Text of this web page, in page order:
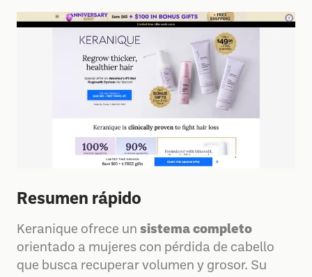
Resumen rápido
Keranique ofrece un sistema completo
orientado a mujeres con pérdida de cabello
que busca recuperar volumen y grosor. Su